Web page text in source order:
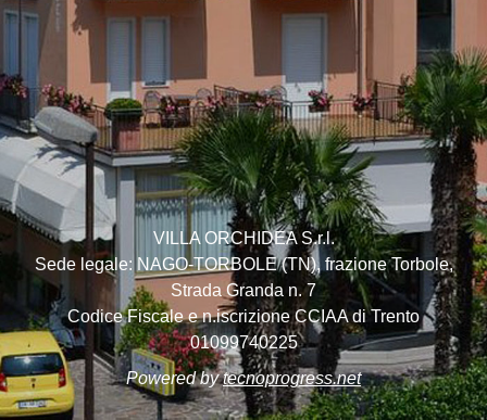
VILLA ORCHIDEA S.r.l.
Sede legale: NAGO-TORBOLE (TN), frazione Torbole,
Strada Granda n. 7
Codice Fiscale e n.iscrizione CCIAA di Trento
01099740225
Powered bytecnoprogress.net